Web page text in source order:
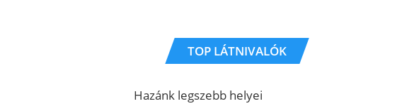
TOP LÁTNIVALÓK
Hazánk legszebb helyei